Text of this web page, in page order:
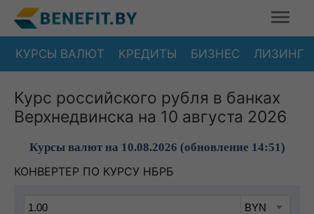
КУРСЫ ВАЛЮТ КРЕДИТЫ БИЗНЕС ЛИЗИНГ
Курс российского рубля в банках
Верхнедвинска на 10 августа 2026
Курсы валют на 10.08.2026 (обновление 14:51)
КОНВЕРТЕР ПО КУРСУ НБРБ